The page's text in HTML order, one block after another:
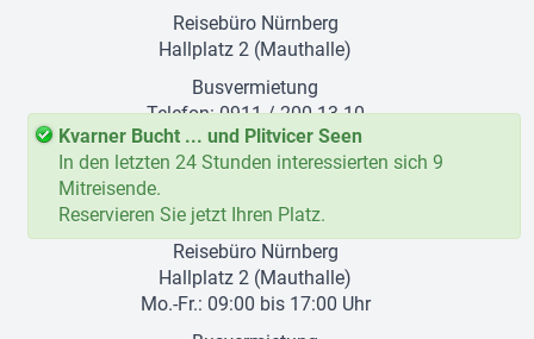
Kvarner Bucht ... und Plitvicer Seen
In den letzten 24 Stunden interessierten sich 9
Mitreisende.
Reservieren Sie jetzt Ihren Platz.
Reisebüro Nürnberg
Hallplatz 2 (Mauthalle)
Busvermietung
Telefon: 0911 / 200 13-10
E-Mail:busvermietung@neukam-reba.de
Öffnungszeiten
Reisebüro Nürnberg
Hallplatz 2 (Mauthalle)
Mo.-Fr.: 09:00 bis 17:00 Uhr